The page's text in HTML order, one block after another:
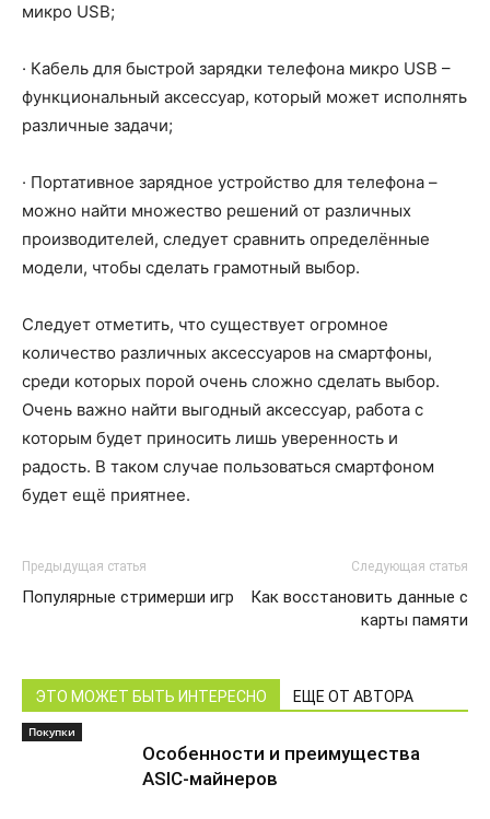
микро USB;
· Кабель для быстрой зарядки телефона микро USB –
функциональный аксессуар, который может исполнять
различные задачи;
· Портативное зарядное устройство для телефона –
можно найти множество решений от различных
производителей, следует сравнить определённые
модели, чтобы сделать грамотный выбор.
Следует отметить, что существует огромное
количество различных аксессуаров на смартфоны,
среди которых порой очень сложно сделать выбор.
Очень важно найти выгодный аксессуар, работа с
которым будет приносить лишь уверенность и
радость. В таком случае пользоваться смартфоном
будет ещё приятнее.
Предыдущая статья
Популярные стримерши игр
Следующая статья
Как восстановить данные с
карты памяти
ЭТО МОЖЕТ БЫТЬ ИНТЕРЕСНО ЕЩЕ ОТ АВТОРА
Покупки
Особенности и преимущества
ASIC-майнеров